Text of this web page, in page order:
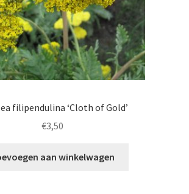
filipendulina ‘Cloth of Gold’
€3,50
aan winkelwagen